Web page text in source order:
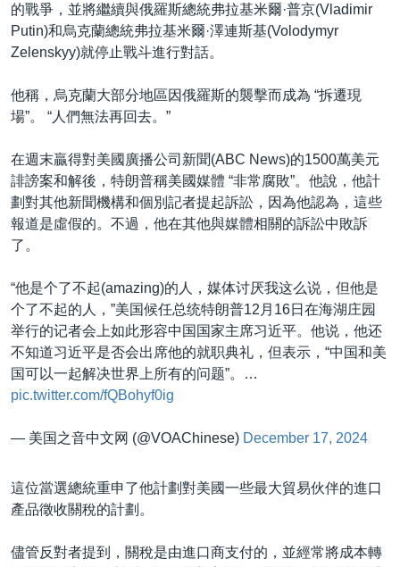
的戰爭，並將繼續與俄羅斯總統弗拉基米爾·普京(Vladimir
Putin)和烏克蘭總統弗拉基米爾·澤連斯基(Volodymyr
Zelenskyy)就停止戰斗進行對話。
他稱，烏克蘭大部分地區因俄羅斯的襲擊而成為 “拆遷現
場”。 “人們無法再回去。”
在週末贏得對美國廣播公司新聞(ABC News)的1500萬美元
誹謗案和解後，特朗普稱美國媒體 “非常腐敗”。他說，他計
劃對其他新聞機構和個別記者提起訴訟，因為他認為，這些
報道是虛假的。不過，他在其他與媒體相關的訴訟中敗訴
了。
“他是个了不起(amazing)的人，媒体讨厌我这么说，但他是
个了不起的人，”美国候任总统特朗普12月16日在海湖庄园
举行的记者会上如此形容中国国家主席习近平。他说，他还
不知道习近平是否会出席他的就职典礼，但表示，“中国和美
国可以一起解决世界上所有的问题”。…
pic.twitter.com/fQBohyf0ig
— 美国之音中文网 (@VOAChinese) December 17, 2024
這位當選總統重申了他計劃對美國一些最大貿易伙伴的進口
產品徵收關稅的計劃。
儘管反對者提到，關稅是由進口商支付的，並經常將成本轉